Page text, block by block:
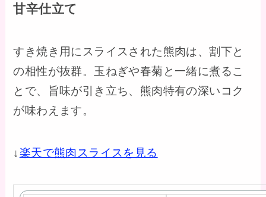
甘辛仕立て
すき焼き用にスライスされた熊肉は、割下と
の相性が抜群。玉ねぎや春菊と一緒に煮るこ
とで、旨味が引き立ち、熊肉特有の深いコク
が味わえます。
↓楽天で熊肉スライスを見る